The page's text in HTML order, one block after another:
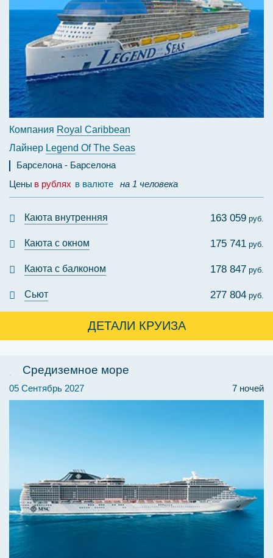
Компания Royal Caribbean
Лайнер Legend Of The Seas
Барселона
Барселона
Цены в рублях в валюте на 1 человека
Каюта внутренняя 163 059 руб.
Каюта с окном 175 741 руб.
Каюта с балконом 178 847 руб.
Сьют 277 804 руб.
ДЕТАЛИ КРУИЗА
Средиземное море
7 ночей
05 Сентябрь 2027